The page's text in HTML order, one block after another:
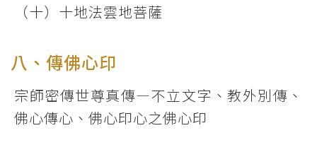
（十）十地法雲地菩薩
八、傳佛心印
宗師密傳世尊真傳―不立文字、教外別傳、
佛心傳心、佛心印心之佛心印